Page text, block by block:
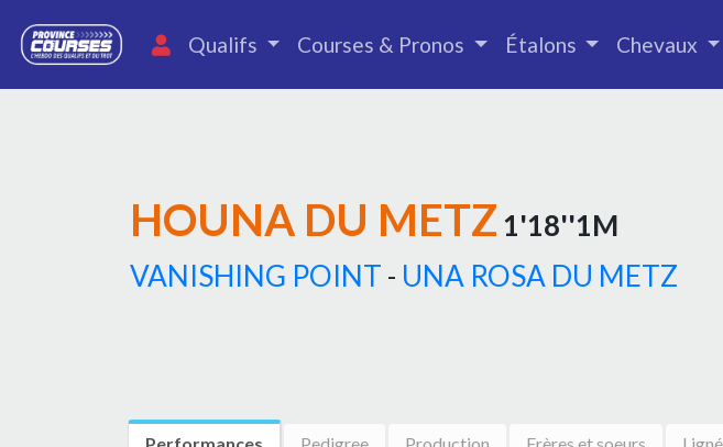
Qualifs Courses & Pronos Étalons Chevaux
HOUNA DU METZ 1'18''1M
VANISHING POINT - UNA ROSA DU METZ